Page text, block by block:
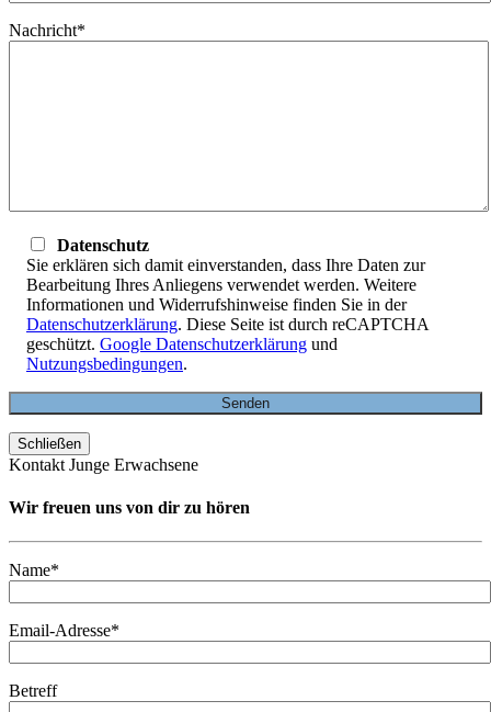
Nachricht*
Datenschutz
Sie erklären sich damit einverstanden, dass Ihre Daten zur
Bearbeitung Ihres Anliegens verwendet werden. Weitere
Informationen und Widerrufshinweise finden Sie in der
Datenschutzerklärung. Diese Seite ist durch reCAPTCHA
geschützt. Google Datenschutzerklärung und
Nutzungsbedingungen.
Schließen
Kontakt Junge Erwachsene
Wir freuen uns von dir zu hören
Name*
Email-Adresse*
Betreff